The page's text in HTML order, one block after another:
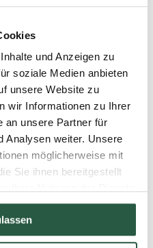
und Anzeigen zu
soziale Medien anbieten
unsere Website zu
wir Informationen zu Ihrer
an unsere Partner für
Analysen weiter. Unsere
möglicherweise mit
Sie ihnen bereitgestellt